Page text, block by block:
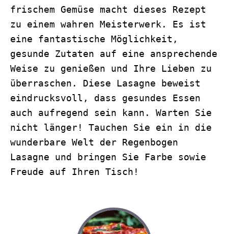
frischem Gemüse macht dieses Rezept
zu einem wahren Meisterwerk. Es ist
eine fantastische Möglichkeit,
gesunde Zutaten auf eine ansprechende
Weise zu genießen und Ihre Lieben zu
überraschen. Diese Lasagne beweist
eindrucksvoll, dass gesundes Essen
auch aufregend sein kann. Warten Sie
nicht länger! Tauchen Sie ein in die
wunderbare Welt der Regenbogen
Lasagne und bringen Sie Farbe sowie
Freude auf Ihren Tisch!